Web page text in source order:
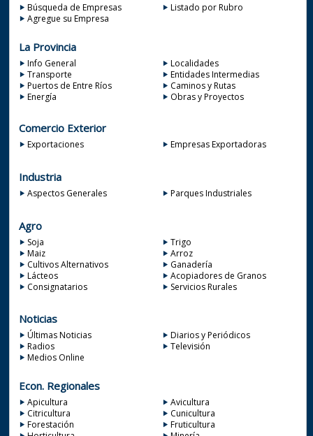
Búsqueda de Empresas
Listado por Rubro
Agregue su Empresa
La Provincia
Info General
Localidades
Transporte
Entidades Intermedias
Puertos de Entre Ríos
Caminos y Rutas
Energía
Obras y Proyectos
Comercio Exterior
Exportaciones Empresas Exportadoras
Industria
Aspectos Generales Parques Industriales
Agro
Soja
Trigo
Maiz
Arroz
Cultivos Alternativos
Ganadería
Lácteos
Acopiadores de Granos
Consignatarios
Servicios Rurales
Noticias
Últimas Noticias
Diarios y Periódicos
Radios
Televisión
Medios Online
Econ. Regionales
Apicultura
Avicultura
Citricultura
Cunicultura
Forestación
Fruticultura